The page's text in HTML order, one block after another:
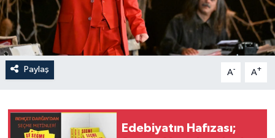
Paylaş A- A+
Edebiyatın Hafızası;